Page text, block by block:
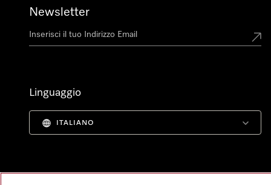
Newsletter
Linguaggio
ITALIANO